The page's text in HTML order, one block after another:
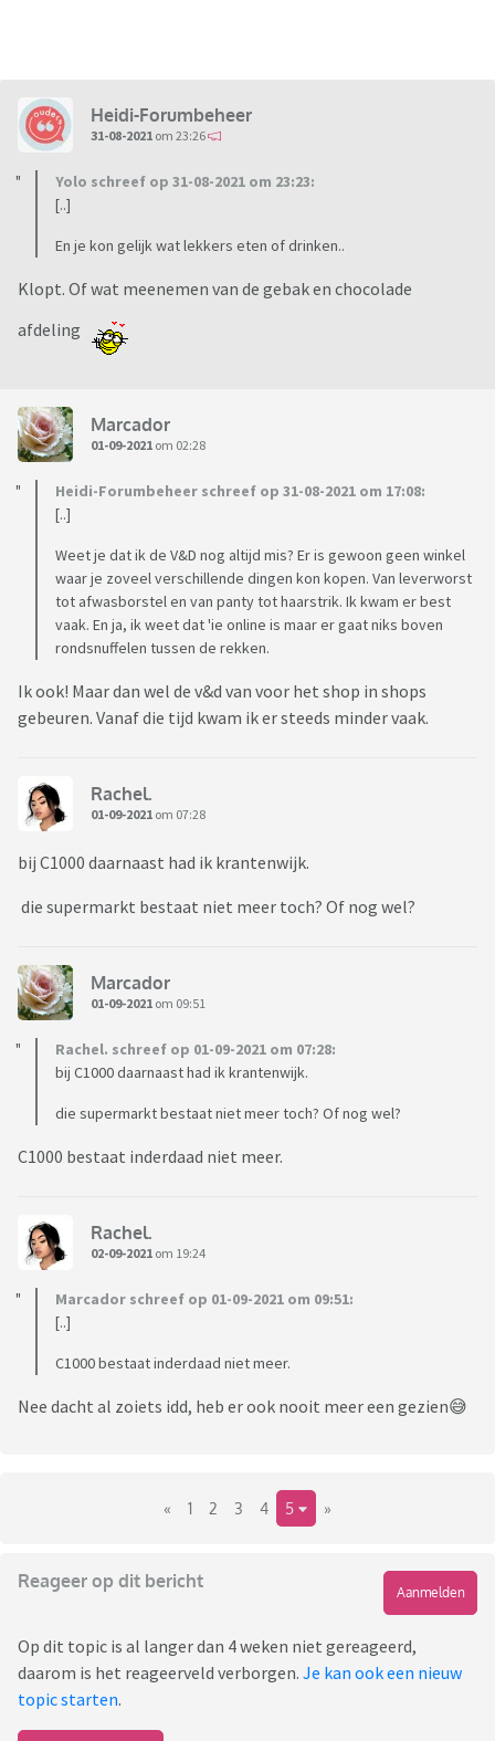
Heidi-Forumbeheer
31-08-2021 om 23:26
Yolo schreef op 31-08-2021 om 23:23:
[..]
En je kon gelijk wat lekkers eten of drinken..
Klopt. Of wat meenemen van de gebak en chocolade
afdeling
Marcador
01-09-2021 om 02:28
Heidi-Forumbeheer schreef op 31-08-2021 om 17:08:
[..]
Weet je dat ik de V&D nog altijd mis? Er is gewoon geen winkel
waar je zoveel verschillende dingen kon kopen. Van leverworst
tot afwasborstel en van panty tot haarstrik. Ik kwam er best
vaak. En ja, ik weet dat 'ie online is maar er gaat niks boven
rondsnuffelen tussen de rekken.
Ik ook! Maar dan wel de v&d van voor het shop in shops
gebeuren. Vanaf die tijd kwam ik er steeds minder vaak.
Rachel.
01-09-2021 om 07:28
bij C1000 daarnaast had ik krantenwijk.
die supermarkt bestaat niet meer toch? Of nog wel?
Marcador
01-09-2021 om 09:51
Rachel. schreef op 01-09-2021 om 07:28:
bij C1000 daarnaast had ik krantenwijk.
die supermarkt bestaat niet meer toch? Of nog wel?
C1000 bestaat inderdaad niet meer.
Rachel.
02-09-2021 om 19:24
Marcador schreef op 01-09-2021 om 09:51:
[..]
C1000 bestaat inderdaad niet meer.
Nee dacht al zoiets idd, heb er ook nooit meer een gezien😅
« 1 2 3 4 5 »
Reageer op dit bericht
Aanmelden
Op dit topic is al langer dan 4 weken niet gereageerd,
daarom is het reageerveld verborgen. Je kan ook een nieuw
topic starten.